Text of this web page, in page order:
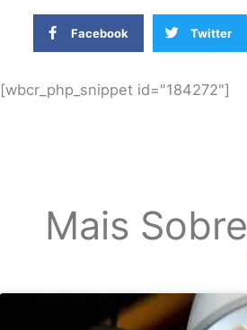
Facebook Twitter
[wbcr_php_snippet id="184272"]
Mais Sobre